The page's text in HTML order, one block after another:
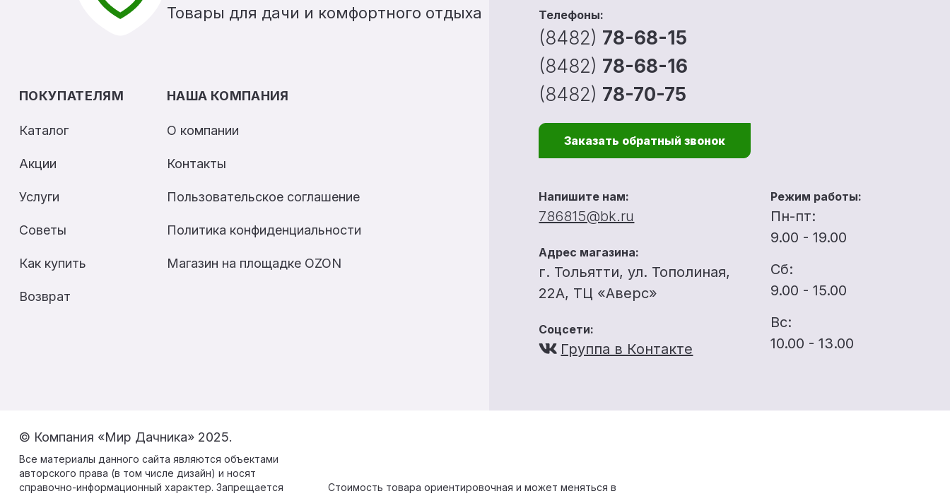
Товары для дачи и комфортного отдыха
ПОКУПАТЕЛЯМ
Каталог
Акции
Услуги
Советы
Как купить
Возврат
НАША КОМПАНИЯ
О компании
Контакты
Пользовательское соглашение
Политика конфиденциальности
Магазин на площадке OZON
Телефоны:
(8482) 78-68-15
(8482) 78-68-16
(8482) 78-70-75
Заказать обратный звонок
Напишите нам:
786815@bk.ru
Адрес магазина:
г. Тольятти, ул. Тополиная,
22А, ТЦ «Аверс»
Соцсети:
Группа в Контакте
Режим работы:
Пн-пт:
9.00 - 19.00
Сб:
9.00 - 15.00
Вс:
10.00 - 13.00
© Компания «Мир Дачника» 2025.
Все материалы данного сайта являются объектами
авторского права (в том числе дизайн) и носят
справочно-информационный характер. Запрещается
Стоимость товара ориентировочная и может меняться в